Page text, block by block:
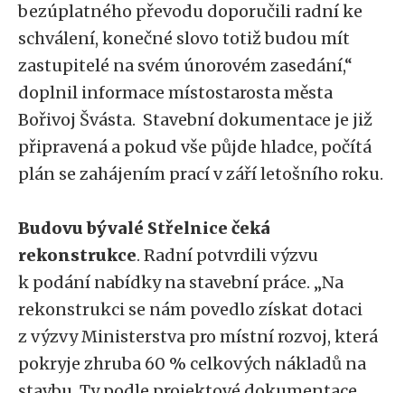
bezúplatného převodu doporučili radní ke
schválení, konečné slovo totiž budou mít
zastupitelé na svém únorovém zasedání,“
doplnil informace místostarosta města
Bořivoj Švásta. Stavební dokumentace je již
připravená a pokud vše půjde hladce, počítá
plán se zahájením prací v září letošního roku.
Budovu bývalé Střelnice čeká
rekonstrukce. Radní potvrdili výzvu
k podání nabídky na stavební práce. „Na
rekonstrukci se nám povedlo získat dotaci
z výzvy Ministerstva pro místní rozvoj, která
pokryje zhruba 60 % celkových nákladů na